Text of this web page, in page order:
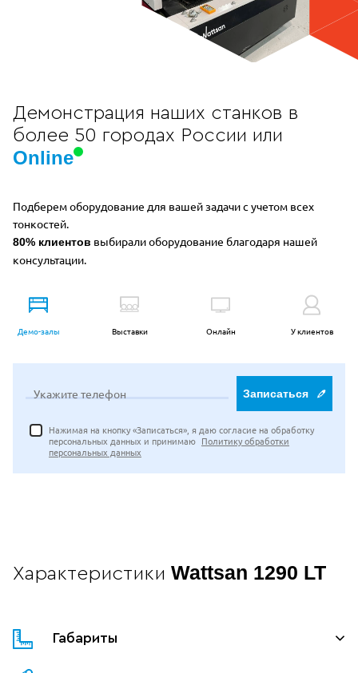
Демонстрация наших станков в
более 50 городах России или
Online
Подберем оборудование для вашей задачи с учетом всех
тонкостей.
80% клиентов выбирали оборудование благодаря нашей
консультации.
Демо-залы Выставки Онлайн У клиентов
Укажите телефон Записаться
Нажимая на кнопку «Записаться», я даю согласие на обработку
персональных данных и принимаю Политику обработки
персональных данных
Характеристики Wattsan 1290 LT
Габариты